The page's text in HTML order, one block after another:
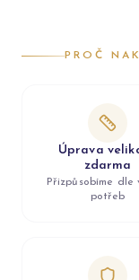
PROČ
Úprava
zdarma
Přizpůsobíme dle
potřeb